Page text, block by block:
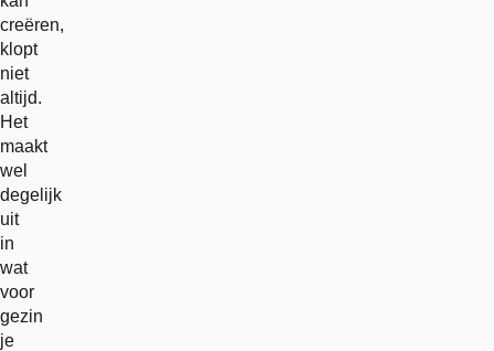
creëren,
klopt
niet
altijd.
Het
maakt
wel
degelijk
uit
in
wat
voor
gezin
je